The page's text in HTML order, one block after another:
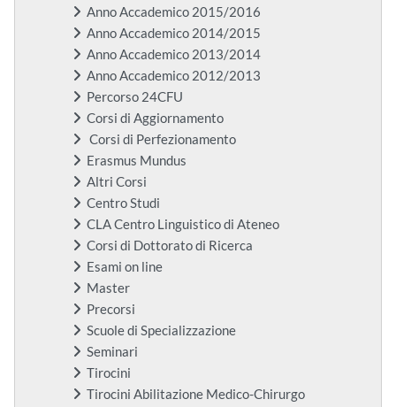
Anno Accademico 2015/2016
Anno Accademico 2014/2015
Anno Accademico 2013/2014
Anno Accademico 2012/2013
Percorso 24CFU
Corsi di Aggiornamento
Corsi di Perfezionamento
Erasmus Mundus
Altri Corsi
Centro Studi
CLA Centro Linguistico di Ateneo
Corsi di Dottorato di Ricerca
Esami on line
Master
Precorsi
Scuole di Specializzazione
Seminari
Tirocini
Tirocini Abilitazione Medico-Chirurgo